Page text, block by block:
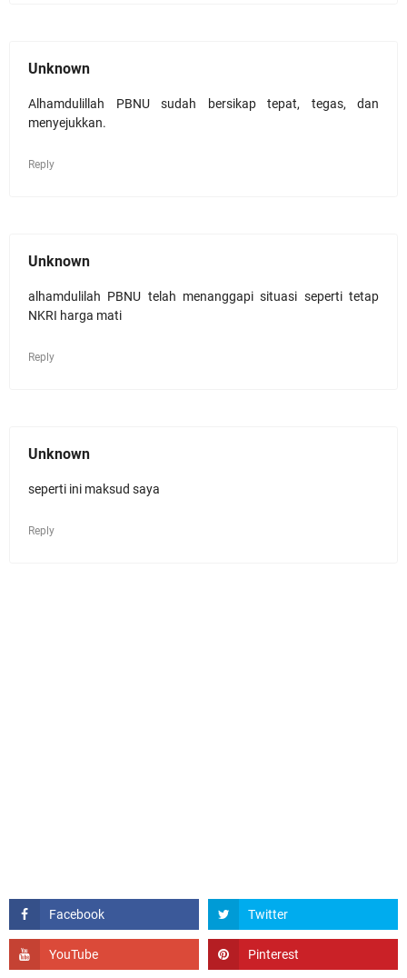
Unknown
Alhamdulillah PBNU sudah bersikap tepat, tegas, dan
menyejukkan.
Reply
Unknown
alhamdulilah PBNU telah menanggapi situasi seperti tetap
NKRI harga mati
Reply
Unknown
seperti ini maksud saya
Reply